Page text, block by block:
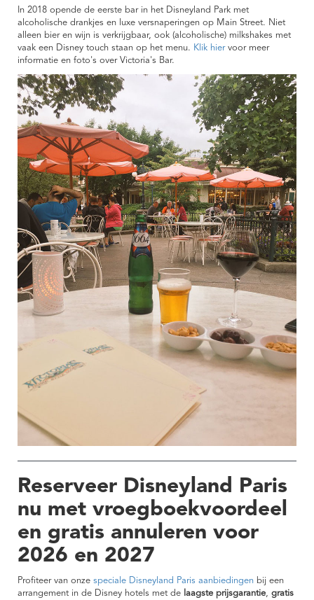
In 2018 opende de eerste bar in het Disneyland Park met
alcoholische drankjes en luxe versnaperingen op Main Street. Niet
alleen bier en wijn is verkrijgbaar, ook (alcoholische) milkshakes met
vaak een Disney touch staan op het menu. Klik hiervoor meer
informatie en foto's over Victoria's Bar.
Reserveer Disneyland Paris
nu met vroegboekvoordeel
en gratis annuleren voor
2026 en 2027
Profiteer van onze speciale Disneyland Paris aanbiedingen bij een
arrangement in de Disney hotels met de laagste prijsgarantie, gratis